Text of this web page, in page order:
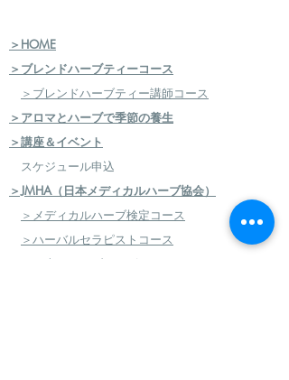
＞HOME
＞ブレンドハーブティーコース
＞ブレンドハーブティー講師コース
＞アロマとハーブで季節の養生
＞講座＆イベント
スケジュール申込
＞JMHA（日本メディカルハーブ協会）
＞メディカルハーブ検定コース
＞ハーバルセラピストコース
＞日本のハーブセラピストコース